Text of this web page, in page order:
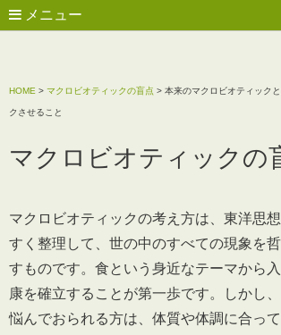
メニュー
HOME > マクロビオティックの盲点 > 本来のマクロビオティック
クさせること
マクロビオティックの
マクロビオティックの考え方は、東洋思
すく整理して、世の中のすべての現象を
すものです。食という身近なテーマから
康を確立することが第一歩です。しかし
悩んでおられる方は、体質や体調に合っ